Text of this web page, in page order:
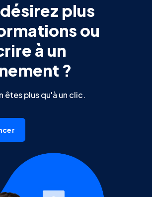
plus
ou
à un
?
êtes plus qu'à un clic.